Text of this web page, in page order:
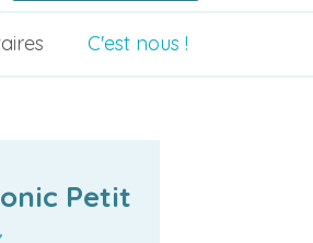
C'est nous !
Petit